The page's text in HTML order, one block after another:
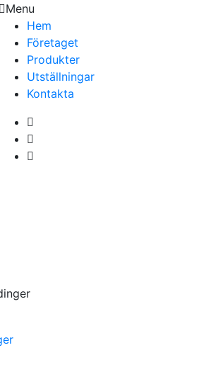
Menu
Hem
Företaget
Produkter
Utställningar
Kontakta